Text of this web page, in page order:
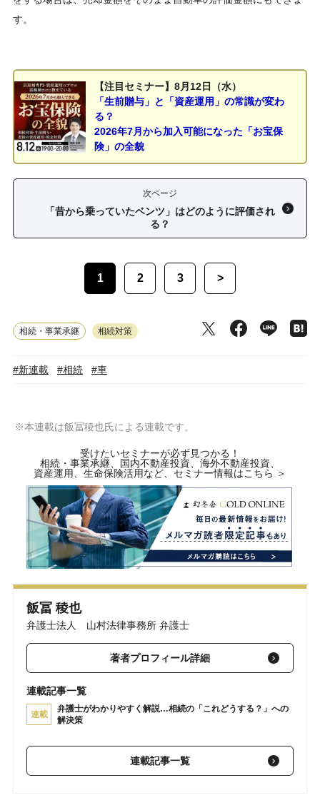
す。
【注目セミナー】8月12日（水）
「生前贈与」と「資産運用」の常識が変わ
る？
2026年7月から加入可能になった「お宝保
険」の全貌
次ページ
「昔から乗っていたベンツ」はどのように評価され
る？
1 2 3 >
相続・事業承継 相続対策
#新連載 #相続 #車
※本連載は飯冨稜也氏による連載です。
受けたいセミナーが必ず見つかる！
相続・事業承継、国内不動産投資、海外不動産投資、
資産運用、生命保険活用など、セミナー情報はこちら ＞
飯冨 稜也
弁護士法人 山村法律事務所 弁護士
著者プロフィール詳細
連載記事一覧
連載
弁護士がわかりやすく解説…相続の「これどうする？」への
解決策
連載記事一覧